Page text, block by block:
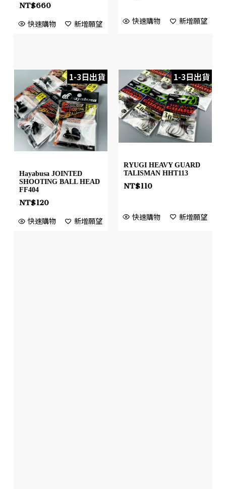
NT$660
快速購物 新增願望 快速購物 新增願望
1-3日出貨
Hayabusa JOINTED
SHOOTING BALL HEAD
FF404
NT$120
快速購物 新增願望
1-3日出貨
RYUGI HEAVY GUARD
TALISMAN HHT113
NT$110
快速購物 新增願望